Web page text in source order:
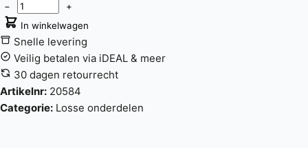
−
+
In winkelwagen
Snelle levering
Veilig betalen via iDEAL & meer
30 dagen retourrecht
Artikelnr: 20584
Categorie: Losse onderdelen